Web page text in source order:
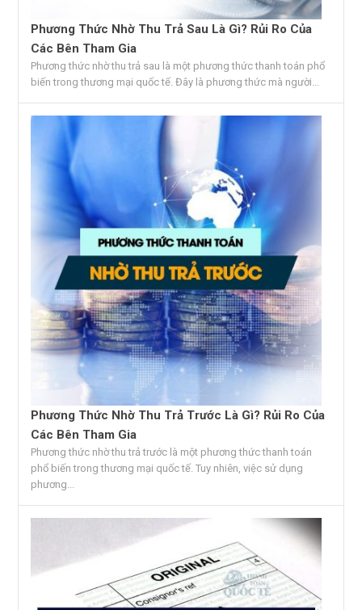
Phương Thức Nhờ Thu Trả Sau Là Gì? Rủi Ro Của
Các Bên Tham Gia
Phương thức nhờ thu trả sau là một phương thức thanh toán phổ
biến trong thương mại quốc tế. Đây là phương thức mà người...
Phương Thức Nhờ Thu Trả Trước Là Gì? Rủi Ro Của
Các Bên Tham Gia
Phương thức nhờ thu trả trước là một phương thức thanh toán
phổ biến trong thương mại quốc tế. Tuy nhiên, việc sử dụng
phương...